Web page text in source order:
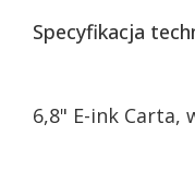
Specyfikacja
6,8" E-ink Carta,